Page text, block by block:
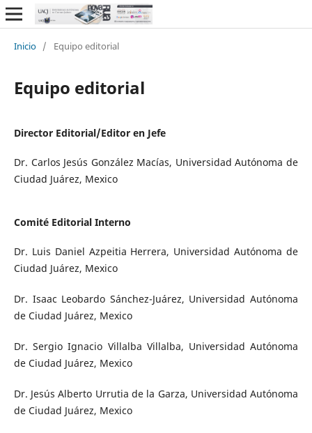
Inicio / Equipo editorial
Equipo editorial
Director Editorial/Editor en Jefe
Dr. Carlos Jesús González Macías, Universidad Autónoma de
Ciudad Juárez, Mexico
Comité Editorial Interno
Dr. Luis Daniel Azpeitia Herrera, Universidad Autónoma de
Ciudad Juárez, Mexico
Dr. Isaac Leobardo Sánchez-Juárez, Universidad Autónoma
de Ciudad Juárez, Mexico
Dr. Sergio Ignacio Villalba Villalba, Universidad Autónoma
de Ciudad Juárez, Mexico
Dr. Jesús Alberto Urrutia de la Garza, Universidad Autónoma
de Ciudad Juárez, Mexico